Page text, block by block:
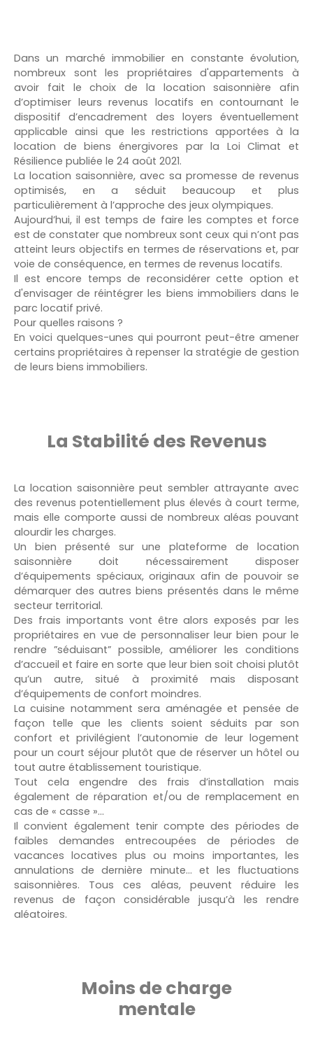
Dans un marché immobilier en constante évolution,
nombreux sont les propriétaires d'appartements à
avoir fait le choix de la location saisonnière afin
d’optimiser leurs revenus locatifs en contournant le
dispositif d’encadrement des loyers éventuellement
applicable ainsi que les restrictions apportées à la
location de biens énergivores par la Loi Climat et
Résilience publiée le 24 août 2021.
La location saisonnière, avec sa promesse de revenus
optimisés, en a séduit beaucoup et plus
particulièrement à l’approche des jeux olympiques.
Aujourd’hui, il est temps de faire les comptes et force
est de constater que nombreux sont ceux qui n’ont pas
atteint leurs objectifs en termes de réservations et, par
voie de conséquence, en termes de revenus locatifs.
Il est encore temps de reconsidérer cette option et
d'envisager de réintégrer les biens immobiliers dans le
parc locatif privé.
Pour quelles raisons ?
En voici quelques-unes qui pourront peut-être amener
certains propriétaires à repenser la stratégie de gestion
de leurs biens immobiliers.
La Stabilité des Revenus
La location saisonnière peut sembler attrayante avec
des revenus potentiellement plus élevés à court terme,
mais elle comporte aussi de nombreux aléas pouvant
alourdir les charges.
Un bien présenté sur une plateforme de location
saisonnière doit nécessairement disposer
d’équipements spéciaux, originaux afin de pouvoir se
démarquer des autres biens présentés dans le même
secteur territorial.
Des frais importants vont être alors exposés par les
propriétaires en vue de personnaliser leur bien pour le
rendre ”séduisant” possible, améliorer les conditions
d’accueil et faire en sorte que leur bien soit choisi plutôt
qu’un autre, situé à proximité mais disposant
d’équipements de confort moindres.
La cuisine notamment sera aménagée et pensée de
façon telle que les clients soient séduits par son
confort et privilégient l’autonomie de leur logement
pour un court séjour plutôt que de réserver un hôtel ou
tout autre établissement touristique.
Tout cela engendre des frais d’installation mais
également de réparation et/ou de remplacement en
cas de « casse »…
Il convient également tenir compte des périodes de
faibles demandes entrecoupées de périodes de
vacances locatives plus ou moins importantes, les
annulations de dernière minute… et les fluctuations
saisonnières. Tous ces aléas, peuvent réduire les
revenus de façon considérable jusqu’à les rendre
aléatoires.
Moins de charge
mentale